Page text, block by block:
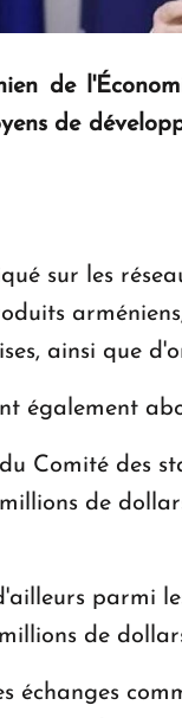
de
de
sur les
ainsi que
également
Comité des
de
parmi
de
échanges